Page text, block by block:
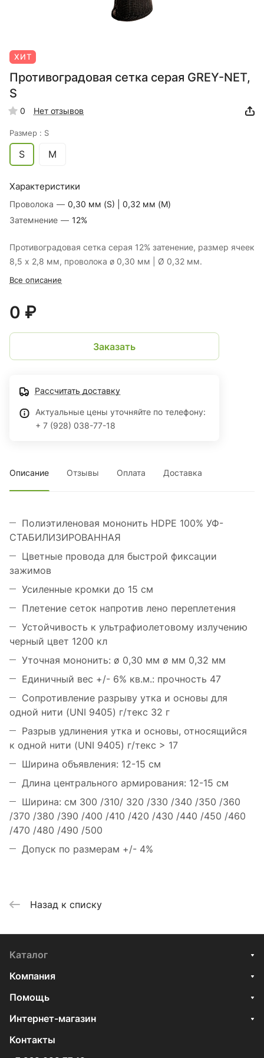
ХИТ
Противоградовая сетка серая GREY-NET,
S
0 Нет отзывов
Размер : S
S M
Характеристики
Проволока — 0,30 мм (S) | 0,32 мм (M)
Затемнение — 12%
Противоградовая сетка серая 12% затенение, размер ячеек
8,5 x 2,8 мм, проволока ø 0,30 мм | Ø 0,32 мм.
Все описание
0 ₽
Заказать
Рассчитать доставку
Актуальные цены уточняйте по телефону:
+ 7 (928) 038-77-18
Описание Отзывы Оплата Доставка
Полиэтиленовая мононить HDPE 100% УФ-
СТАБИЛИЗИРОВАННАЯ
Цветные провода для быстрой фиксации
зажимов
Усиленные кромки до 15 см
Плетение сеток напротив лено переплетения
Устойчивость к ультрафиолетовому излучению
черный цвет 1200 кл
Уточная мононить: ø 0,30 мм ø мм 0,32 мм
Единичный вес +/- 6% кв.м.: прочность 47
Сопротивление разрыву утка и основы для
одной нити (UNI 9405) г/текс 32 г
Разрыв удлинения утка и основы, относящийся
к одной нити (UNI 9405) г/текс > 17
Ширина объявления: 12-15 см
Длина центрального армирования: 12-15 см
Ширина: см 300 /310/ 320 /330 /340 /350 /360
/370 /380 /390 /400 /410 /420 /430 /440 /450 /460
/470 /480 /490 /500
Допуск по размерам +/- 4%
Назад к списку
Каталог
Компания
Помощь
Интернет-магазин
Контакты